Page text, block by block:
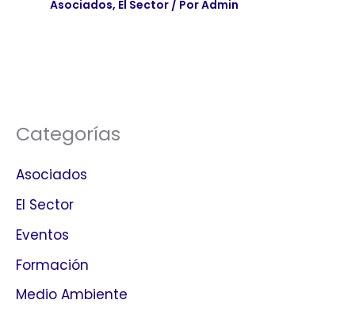
Asociados, El Sector/ PorAdmin
Categorías
Asociados
El Sector
Eventos
Formación
Medio Ambiente